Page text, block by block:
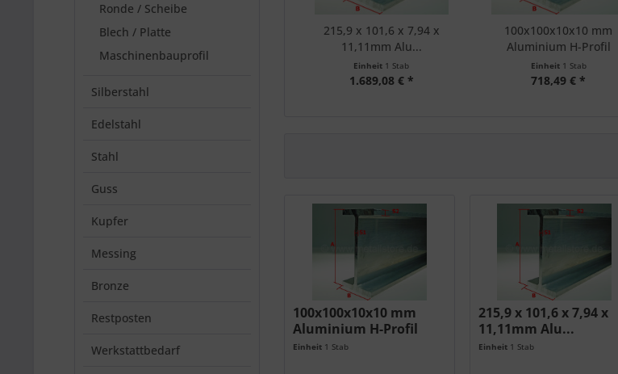
Ronde / Scheibe
Blech / Platte
Maschinenbauprofil
Silberstahl
Edelstahl
Stahl
Guss
Kupfer
Messing
Bronze
Restposten
Werkstattbedarf
215,9 x 101,6 x 7,94 x
11,11mm Alu...
Einheit 1 Stab
1.689,08 € *
100x100x10x10 mm
Aluminium H-Profil
AlMgSi0,5
Einheit 1 Stab
718,49 € *
100x100x10x10 mm
Aluminium H-Profil
AlMgSi0,5
Einheit 1 Stab
215,9 x 101,6 x 7,94 x
11,11mm Alu...
Einheit 1 Stab